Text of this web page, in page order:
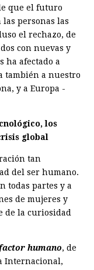
que el futuro
personas las
el rechazo, de
con nuevas y
ha afectado a
también a nuestro
y a Europa
los
global
tan
del ser humano.
todas partes y a
de mujeres y
de la curiosidad
humano, de
Internacional,